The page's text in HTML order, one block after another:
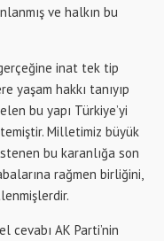
ve halkın bu
inat tek tip
yaşam hakkı tanıyıp
bu yapı Türkiye’yi
Milletimiz büyük
bu karanlığa son
rağmen birliğini,
cevabı AK Parti’nin